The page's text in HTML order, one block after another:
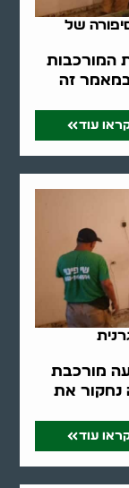
של
המורכבות
במאמר זה
עוד
מורכבת
נחקור את
עוד